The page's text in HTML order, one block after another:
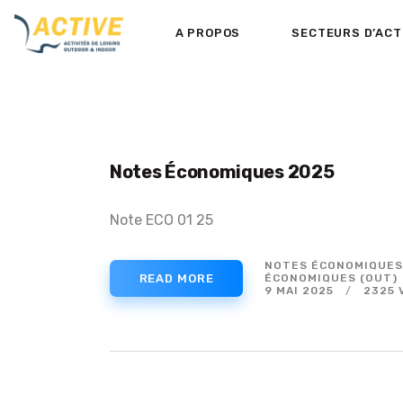
A PROPOS SECTEURS
Notes Économiques 2025
Note ECO 01 25
READ MORE
NOTES
ÉCONOMIQUES (OUT)
9 MAI 2025
2325